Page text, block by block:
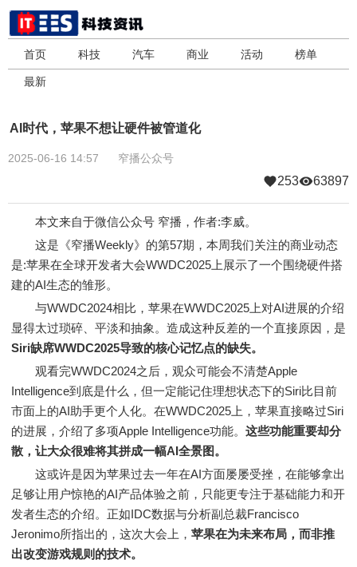
首页 科技 汽车 商业 活动 榜单
最新
AI时代，苹果不想让硬件被管道化
2025-06-16 14:57 窄播公众号
253 63897
本文来自于微信公众号 窄播，作者:李威。
这是《窄播Weekly》的第57期，本周我们关注的商业动态
是:苹果在全球开发者大会WWDC2025上展示了一个围绕硬件搭
建的AI生态的雏形。
与WWDC2024相比，苹果在WWDC2025上对AI进展的介绍
显得太过琐碎、平淡和抽象。造成这种反差的一个直接原因，是
Siri缺席WWDC2025导致的核心记忆点的缺失。
观看完WWDC2024之后，观众可能会不清楚Apple
Intelligence到底是什么，但一定能记住理想状态下的Siri比目前
市面上的AI助手更个人化。在WWDC2025上，苹果直接略过Siri
的进展，介绍了多项Apple Intelligence功能。 这些功能重要却分
散，让大众很难将其拼成一幅AI全景图。
这或许是因为苹果过去一年在AI方面屡屡受挫，在能够拿出
足够让用户惊艳的AI产品体验之前，只能更专注于基础能力和开
发者生态的介绍。正如IDC数据与分析副总裁Francisco
Jeronimo所指出的，这次大会上， 苹果在为未来布局，而非推
出改变游戏规则的技术。